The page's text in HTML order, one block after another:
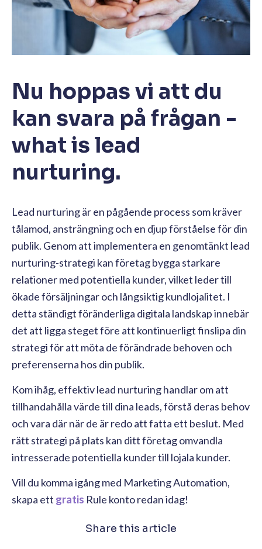
Nu hoppas vi att du
kan svara på frågan -
what is lead
nurturing.
Lead nurturing är en pågående process som kräver
tålamod, ansträngning och en djup förståelse för din
publik. Genom att implementera en genomtänkt lead
nurturing-strategi kan företag bygga starkare
relationer med potentiella kunder, vilket leder till
ökade försäljningar och långsiktig kundlojalitet. I
detta ständigt föränderliga digitala landskap innebär
det att ligga steget före att kontinuerligt finslipa din
strategi för att möta de förändrade behoven och
preferenserna hos din publik.
Kom ihåg, effektiv lead nurturing handlar om att
tillhandahålla värde till dina leads, förstå deras behov
och vara där när de är redo att fatta ett beslut. Med
rätt strategi på plats kan ditt företag omvandla
intresserade potentiella kunder till lojala kunder.
Vill du komma igång med Marketing Automation,
skapa ett gratis Rule konto redan idag!
Share this article